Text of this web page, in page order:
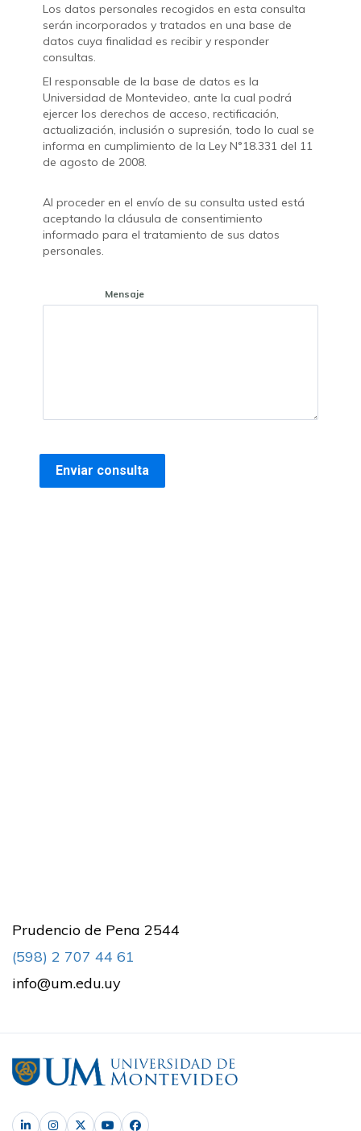
Los datos personales recogidos en esta consulta
serán incorporados y tratados en una base de
datos cuya finalidad es recibir y responder
consultas.
El responsable de la base de datos es la
Universidad de Montevideo, ante la cual podrá
ejercer los derechos de acceso, rectificación,
actualización, inclusión o supresión, todo lo cual se
informa en cumplimiento de la Ley N°18.331 del 11
de agosto de 2008.
Al proceder en el envío de su consulta usted está
aceptando la cláusula de consentimiento
informado para el tratamiento de sus datos
personales.
Mensaje
Prudencio de Pena 2544
(598) 2 707 44 61
info@um.edu.uy